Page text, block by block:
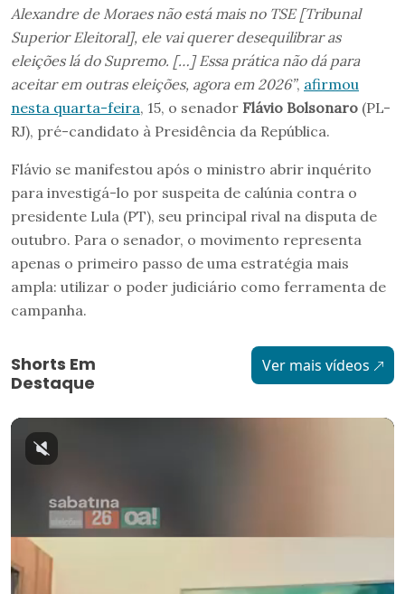
Alexandre de Moraes não está mais no TSE [Tribunal
Superior Eleitoral], ele vai querer desequilibrar as
eleições lá do Supremo. […] Essa prática não dá para
aceitar em outras eleições, agora em 2026”, afirmou
nesta quarta-feira, 15, o senador Flávio Bolsonaro (PL-
RJ), pré-candidato à Presidência da República.
Flávio se manifestou após o ministro abrir inquérito
para investigá-lo por suspeita de calúnia contra o
presidente Lula (PT), seu principal rival na disputa de
outubro. Para o senador, o movimento representa
apenas o primeiro passo de uma estratégia mais
ampla: utilizar o poder judiciário como ferramenta de
campanha.
Shorts Em
Destaque
Ver mais vídeos